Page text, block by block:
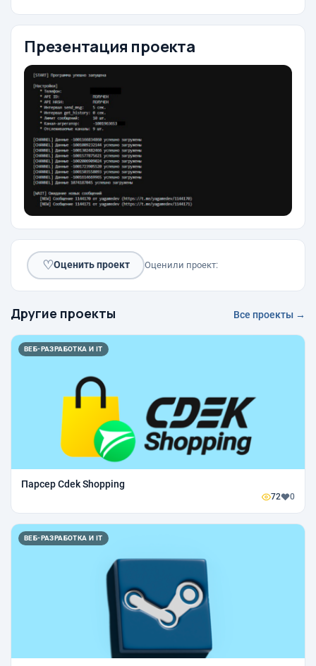
Презентация проекта
♡Оценить проект Оценили проект:
Другие проекты Все проекты →
ВЕБ-РАЗРАБОТКА И IT
Парсер Cdek Shopping
72 0
ВЕБ-РАЗРАБОТКА И IT